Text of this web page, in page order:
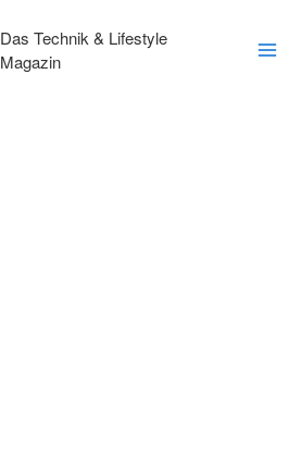
Das Technik & Lifestyle
Magazin